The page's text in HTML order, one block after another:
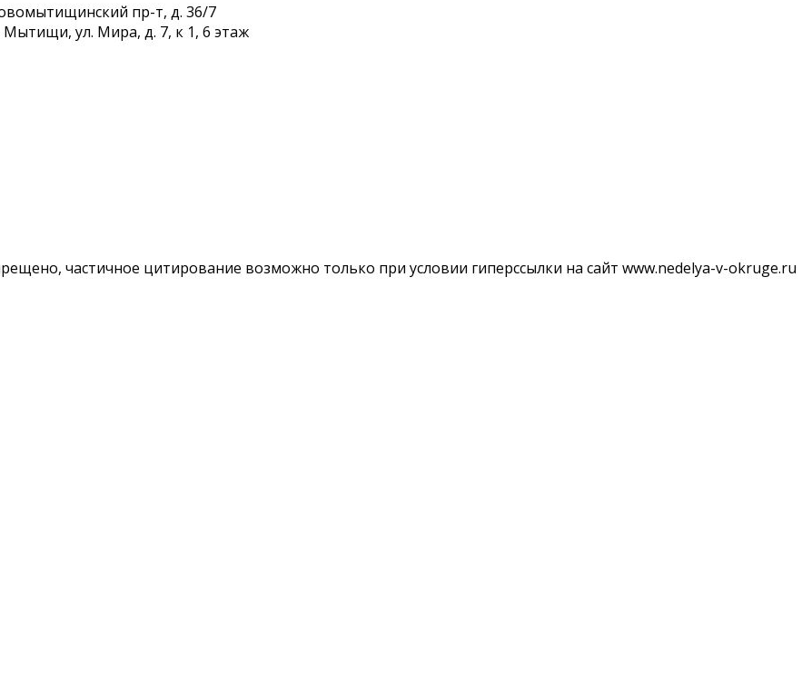
пр-т, д. 36/7
Мытищи, ул. Мира, д. 7, к 1, 6 этаж
частичное цитирование возможно только при условии гиперссылки на сайт www.nedelya-v-okruge.ru